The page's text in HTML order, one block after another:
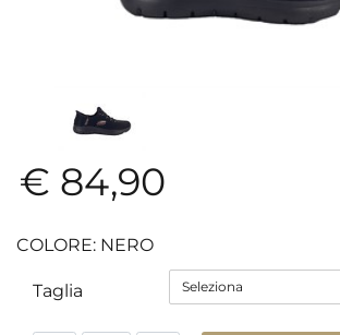
€ 84,90
COLORE: NERO
Taglia Seleziona